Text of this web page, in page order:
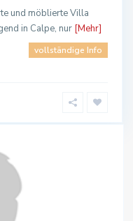
und möblierte Villa
in Calpe, nur [Mehr]
vollständige Info